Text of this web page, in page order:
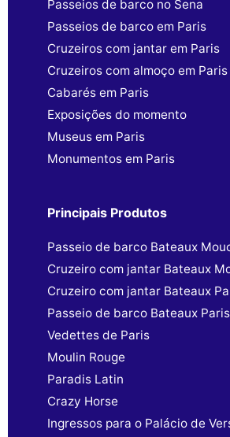
Passeios de barco no Sena
Passeios de barco em Paris
Cruzeiros com jantar em Paris
Cruzeiros com almoço em Paris
Cabarés em Paris
Exposições do momento
Museus em Paris
Monumentos em Paris
Principais Produtos
Passeio de barco Bateaux
Cruzeiro com jantar Bateaux
Cruzeiro com jantar Bateaux
Passeio de barco Bateaux
Vedettes de Paris
Moulin Rouge
Paradis Latin
Crazy Horse
Ingressos para o Palácio de